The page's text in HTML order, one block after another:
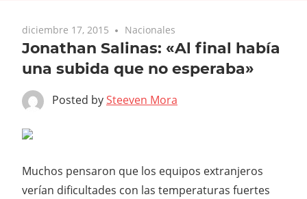
diciembre 17, 2015 Nacionales
Jonathan Salinas: «Al final había
una subida que no esperaba»
Posted bySteeven Mora
Muchos pensaron que los equipos extranjeros
verían dificultades con las temperaturas fuertes